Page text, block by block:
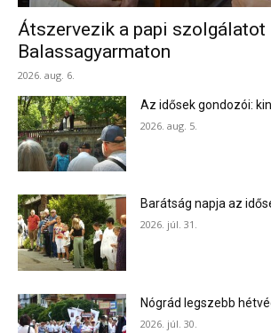
Átszervezik a papi szolgálatot
Balassagyarmaton
2026. aug. 6.
Az idősek gondozói:
2026. aug. 5.
Barátság napja az
2026. júl. 31.
Nógrád legszebb
2026. júl. 30.